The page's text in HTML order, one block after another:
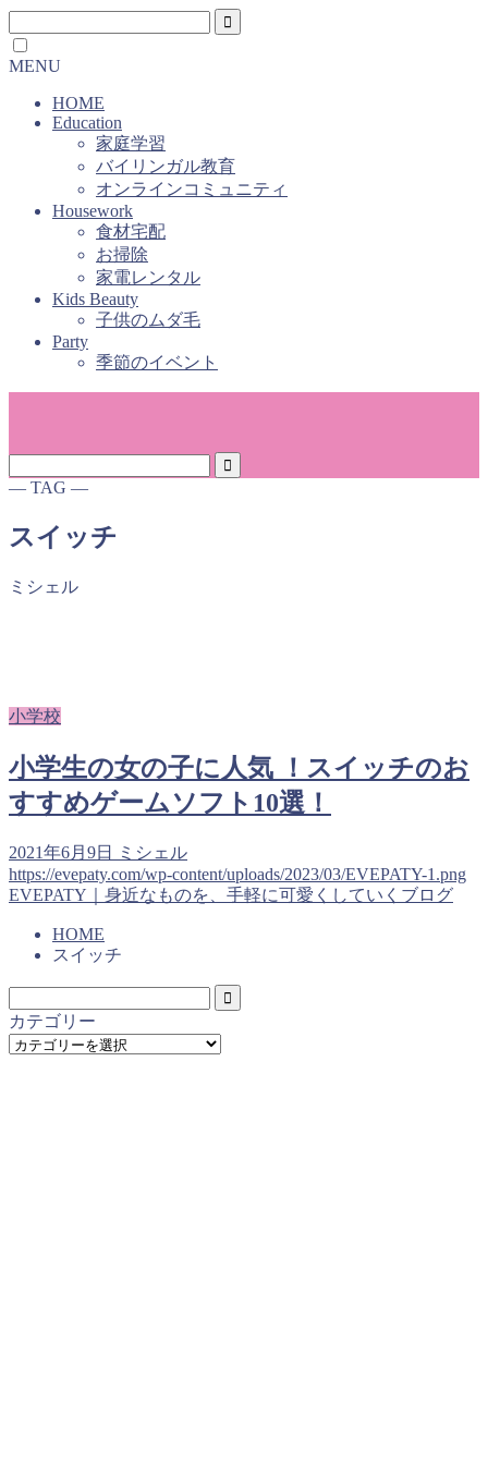
MENU
HOME
Education
家庭学習
バイリンガル教育
オンラインコミュニティ
Housework
食材宅配
お掃除
家電レンタル
Kids Beauty
子供のムダ毛
Party
季節のイベント
― TAG ―
スイッチ
ミシェル
小学校
小学生の女の子に人気 ！スイッチのお
すすめゲームソフト10選！
2021年6月9日
ミシェル
https://evepaty.com/wp-content/uploads/2023/03/EVEPATY-1.png
EVEPATY｜身近なものを、手軽に可愛くしていくブログ
HOME
スイッチ
カテゴリー
カ